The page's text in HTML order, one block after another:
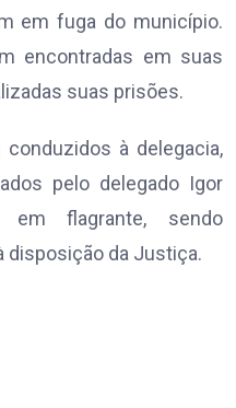
em fuga do município.
encontradas em suas
suas prisões.
à delegacia,
pelo delegado Igor
em flagrante, sendo
da Justiça.